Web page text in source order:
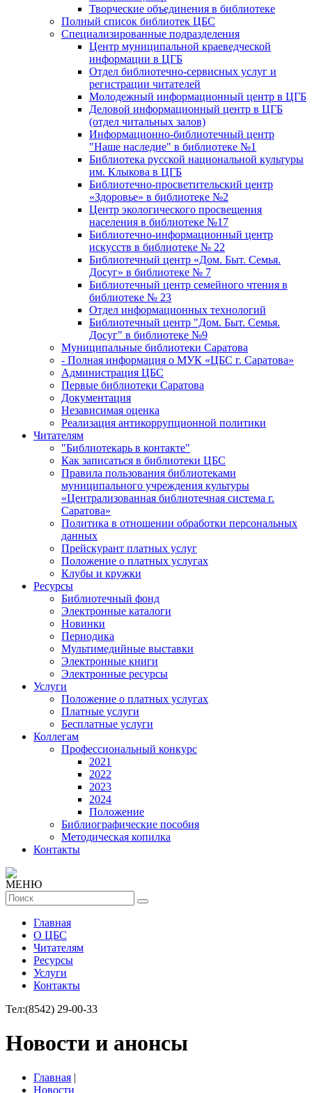
Творческие объединения в библиотеке
Полный список библиотек ЦБС
Специализированные подразделения
Центр муниципальной краеведческой
информации в ЦГБ
Отдел библиотечно-сервисных услуг и
регистрации читателей
Молодежный информационный центр в ЦГБ
Деловой информационный центр в ЦГБ
(отдел читальных залов)
Информационно-библиотечный центр
"Наше наследие" в библиотеке №1
Библиотека русской национальной культуры
им. Клыкова в ЦГБ
Библиотечно-просветительский центр
«Здоровье» в библиотеке №2
Центр экологического просвещения
населения в библиотеке №17
Библиотечно-информационный центр
искусств в библиотеке № 22
Библиотечный центр «Дом. Быт. Семья.
Досуг» в библиотеке № 7
Библиотечный центр семейного чтения в
библиотеке № 23
Отдел информационных технологий
Библиотечный центр "Дом. Быт. Семья.
Досуг" в библиотеке №9
Муниципальные библиотеки Саратова
- Полная информация о МУК «ЦБС г. Саратова»
Администрация ЦБС
Первые библиотеки Саратова
Документация
Независимая оценка
Реализация антикоррупционной политики
Читателям
"Библиотекарь в контакте"
Как записаться в библиотеки ЦБС
Правила пользования библиотеками
муниципального учреждения культуры
«Централизованная библиотечная система г.
Саратова»
Политика в отношении обработки персональных
данных
Прейскурант платных услуг
Положение о платных услугах
Клубы и кружки
Ресурсы
Библиотечный фонд
Электронные каталоги
Новинки
Периодика
Мультимедийные выставки
Электронные книги
Электронные ресурсы
Услуги
Положение о платных услугах
Платные услуги
Бесплатные услуги
Коллегам
Профессиональный конкурс
2021
2022
2023
2024
Положение
Библиографические пособия
Методическая копилка
Контакты
МЕНЮ
Главная
О ЦБС
Читателям
Ресурсы
Услуги
Контакты
Тел:(8542) 29-00-33
Новости и анонсы
Главная |
Новости